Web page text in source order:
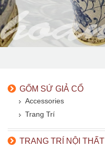
GỐM SỨ GIẢ CỔ
Accessories
Trang Trí
TRANG TRÍ NỘI THẤT